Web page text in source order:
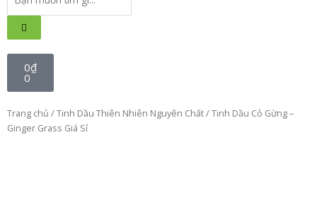
0₫
0
Trang chủ /Tinh Dầu Thiên Nhiên Nguyên Chất/ Tinh Dầu Cỏ Gừng –
Ginger Grass Giá Sỉ